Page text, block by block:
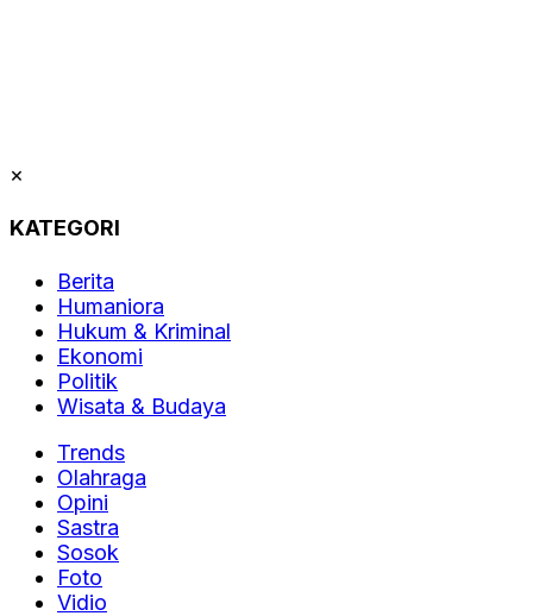
×
KATEGORI
Berita
Humaniora
Hukum & Kriminal
Ekonomi
Politik
Wisata & Budaya
Trends
Olahraga
Opini
Sastra
Sosok
Foto
Vidio